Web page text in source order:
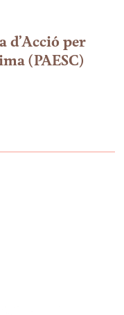
d’Acció per
(PAESC)